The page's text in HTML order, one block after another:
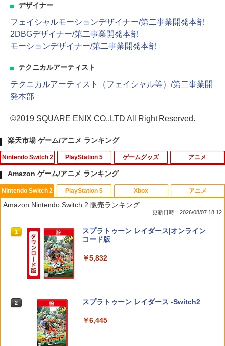
デザイナー
フェイシャルモーションデザイナー/第二事業開発本部
2DBGデザイナー/第二事業開発本部
モーションデザイナー/第二事業開発本部
テクニカルアーティスト
テクニカルアーティスト（フェイシャル等）/第二事業開
発本部
©2019 SQUARE ENIX CO.,LTD All Right Reserved.
楽天市場 ゲーム/アニメ ランキング
Nintendo Switch 2
1
【楽天ブックス限定特典+特典】METAL
GEAR SOLID : MASTER COLLECTION
Vol.2 Switch2版(2連アクリルキーホル
￥6,600
約品]
￥6,810
PlayStation 5
1
【複数購入で★最大約58％OFF】 ＼レ
ビュー特典付／PS5 コントローラー ステ
ィック キャップ カバー アナログスティ
セット 交換用 PS4 DualSense Edge ジ
ョイスティックキャップ グリップ 滑り
2
【中古】Marvel’s Spider−Man： Miles
ト:プレイステーション5ソフト／TV/映
ゲームグッズ
1
GBC用 レトロコレクションケース 5枚
ゲームボーイ ソフト ケース ゲーム 収納
ケース 高透明 簡単組立 PP素材 日本製 3
ル便送料無料】
2
￥1,200
アニメ
1
映画『THE FIRST SLAM DUNK』 STAN
DARD EDITION【Blu-ray】（早期予約
特典なし） [ 井上雄彦 ]
￥3,850
￥4,118
Amazon ゲーム/アニメ ランキング
Nintendo Switch 2
Amazon Nintendo Switch 2 販売ランキング
更新日時：2026/08/07 18:12
1
スプラトゥーン レイダース|オンライン
コード版
￥5,832
2 スプラトゥーン レイダース -Switch2
￥6,445
PlayStation 5 Xbox アニメ